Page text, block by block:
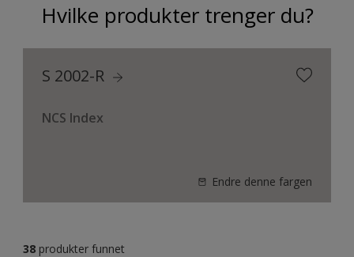
Hvilke produkter trenger du?
S 2002-R
NCS Index
Endre denne fargen
38 produkter funnet